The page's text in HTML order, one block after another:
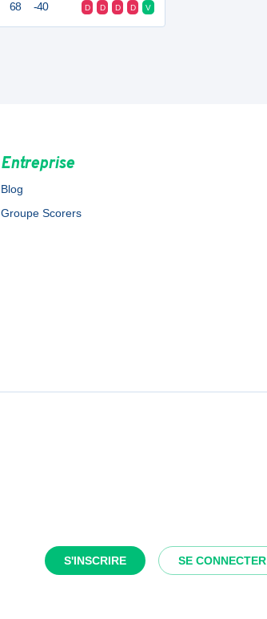
S'INSCRIRE SE CONNECTER
68 -40 D D D D V
Entreprise
Blog
Groupe Scorers